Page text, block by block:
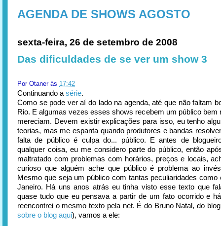
AGENDA DE SHOWS AGOSTO
sexta-feira, 26 de setembro de 2008
Das dificuldades de se ver um show 3
Por Otaner às 17:42
Continuando a série.
Como se pode ver aí do lado na agenda, até que não faltam
Rio. E algumas vezes esses shows recebem um público bem
mereciam. Devem existir explicações para isso, eu tenho
teorias, mas me espanta quando produtores e bandas
falta de público é culpa do... público. E antes de
qualquer coisa, eu me considero parte do público, então
maltratado com problemas com horários, preços e locais,
curioso que alguém ache que público é problema ao
Mesmo que seja um público com tantas peculiaridades como
Janeiro. Há uns anos atrás eu tinha visto esse texto que
quase tudo que eu pensava a partir de um fato ocorrido e
reencontrei o mesmo texto pela net. É do Bruno Natal, do
sobre o blog aqui), vamos a ele: